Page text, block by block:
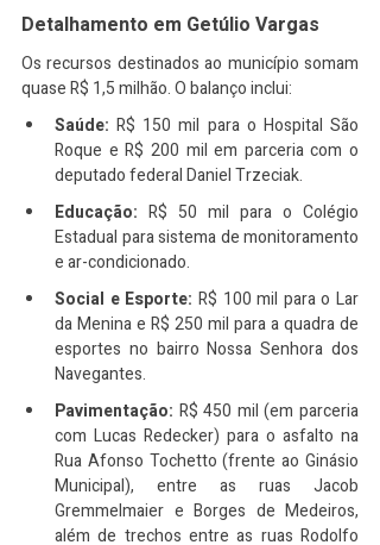
Detalhamento em Getúlio Vargas
Os recursos destinados ao município somam
quase R$ 1,5 milhão. O balanço inclui:
Saúde: R$ 150 mil para o Hospital São
Roque e R$ 200 mil em parceria com o
deputado federal Daniel Trzeciak.
Educação: R$ 50 mil para o Colégio
Estadual para sistema de monitoramento
e ar-condicionado.
Social e Esporte: R$ 100 mil para o Lar
da Menina e R$ 250 mil para a quadra de
esportes no bairro Nossa Senhora dos
Navegantes.
Pavimentação: R$ 450 mil (em parceria
com Lucas Redecker) para o asfalto na
Rua Afonso Tochetto (frente ao Ginásio
Municipal), entre as ruas Jacob
Gremmelmaier e Borges de Medeiros,
além de trechos entre as ruas Rodolfo